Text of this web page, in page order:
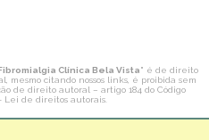
Clínica Bela Vista" é de direito
mesmo citando nossos links, é proibida sem
de direito autoral – artigo 184 do Código
Lei de direitos autorais